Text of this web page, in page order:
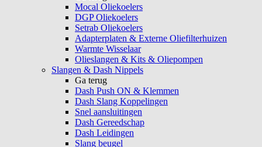
Mocal Oliekoelers
DGP Oliekoelers
Setrab Oliekoelers
Adapterplaten & Externe Oliefilterhuizen
Warmte Wisselaar
Olieslangen & Kits & Oliepompen
Slangen & Dash Nippels
Ga terug
Dash Push ON & Klemmen
Dash Slang Koppelingen
Snel aansluitingen
Dash Gereedschap
Dash Leidingen
Slang beugel